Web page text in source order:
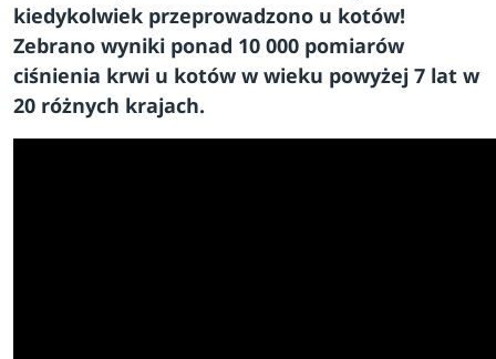
kiedykolwiek przeprowadzono u kotów!
Zebrano wyniki ponad 10 000 pomiarów
ciśnienia krwi u kotów w wieku powyżej 7 lat w
20 różnych krajach.